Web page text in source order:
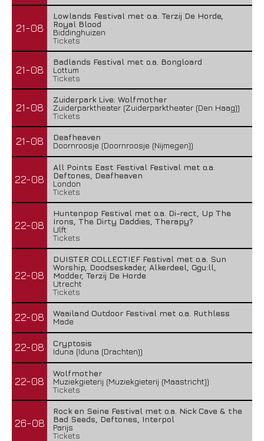
21-08
Lowlands Festival met o.a. Terzij De Horde,
Royal Blood
Biddinghuizen
Tickets
21-08
Badlands Festival met o.a. Bongloard
Lottum
Tickets
21-08
Zuiderpark Live: Wolfmother
Zuiderparktheater (Zuiderparktheater (Den Haag))
Tickets
21-08
Deafheaven
Doornroosje (Doornroosje (Nijmegen))
22-08
All Points East Festival Festival met o.a.
Deftones, Deafheaven
London
Tickets
22-08
Huntenpop Festival met o.a. Di-rect, Up The
Irons, The Dirty Daddies, Therapy?
Ulft
Tickets
22-08
DUISTER COLLECTIEF Festival met o.a. Sun
Worship, Doodseskader, Alkerdeel, Ggu:ll,
Modder, Terzij De Horde
Utrecht
Tickets
22-08
Waailand Outdoor Festival met o.a. Ruthless
Made
22-08
Cryptosis
Iduna (Iduna (Drachten))
22-08
Wolfmother
Muziekgieterij (Muziekgieterij (Maastricht))
Tickets
26-08
Rock en Seine Festival met o.a. Nick Cave & the
Bad Seeds, Deftones, Interpol
Parijs
Tickets